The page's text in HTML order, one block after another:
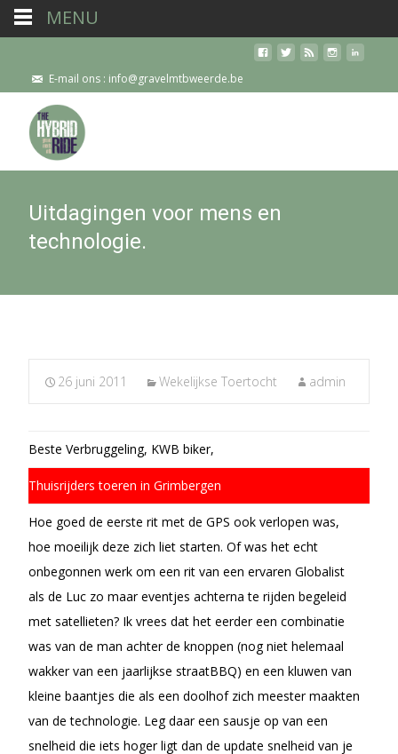
E-mail ons : info@gravelmtbweerde.be
Uitdagingen voor mens en
technologie.
26 juni 2011 Wekelijkse Toertocht admin
Beste Verbruggeling, KWB biker,
Thuisrijders toeren in Grimbergen
Hoe goed de eerste rit met de GPS ook verlopen was,
hoe moeilijk deze zich liet starten. Of was het echt
onbegonnen werk om een rit van een ervaren Globalist
als de Luc zo maar eventjes achterna te rijden begeleid
met satellieten? Ik vrees dat het eerder een combinatie
was van de man achter de knoppen (nog niet helemaal
wakker van een jaarlijkse straatBBQ) en een kluwen van
kleine baantjes die als een doolhof zich meester maakten
van de technologie. Leg daar een sausje op van een
snelheid die iets hoger ligt dan de update snelheid van je
MENU